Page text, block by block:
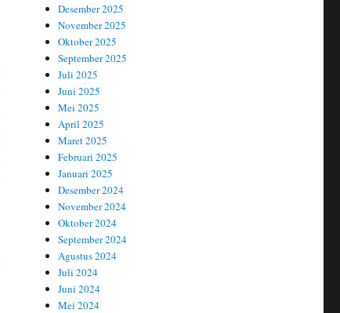
Desember 2025
November 2025
Oktober 2025
September 2025
Juli 2025
Juni 2025
Mei 2025
April 2025
Maret 2025
Februari 2025
Januari 2025
Desember 2024
November 2024
Oktober 2024
September 2024
Agustus 2024
Juli 2024
Juni 2024
Mei 2024